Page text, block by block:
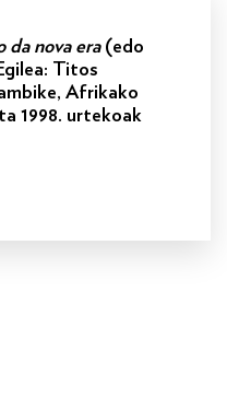
da nova era (edo
Titos
Afrikako
1998. urtekoak